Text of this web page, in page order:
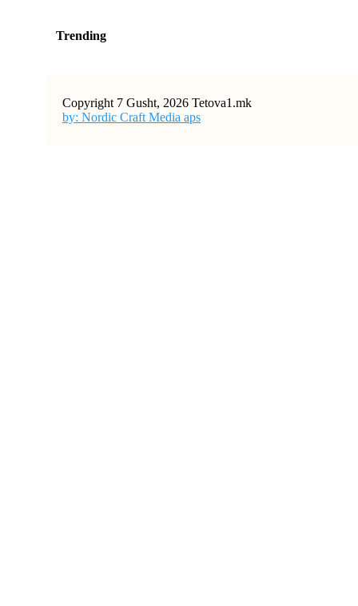
Trending
Copyright 7 Gusht, 2026 Tetova1.mk
by: Nordic Craft Media aps